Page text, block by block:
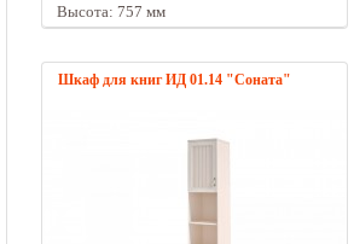
Высота: 757 мм
Шкаф для книг ИД 01.14 "Соната"